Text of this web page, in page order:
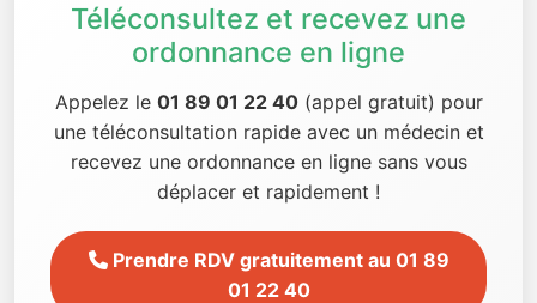
Téléconsultez et recevez une
ordonnance en ligne
Appelez le 01 89 01 22 40(appel gratuit) pour
une téléconsultation rapide avec un médecin et
recevez une ordonnance en ligne sans vous
déplacer et rapidement !
Prendre RDV gratuitement au 01 89
01 22 40